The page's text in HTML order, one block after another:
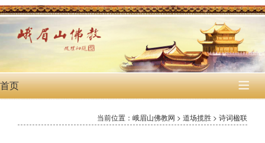
首页 
当前位置：峨眉山佛教网 > 道场揽胜 > 诗词楹联